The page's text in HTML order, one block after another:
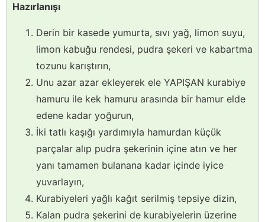
Hazırlanışı
Derin bir kasede yumurta, sıvı yağ, limon suyu,
limon kabuğu rendesi, pudra şekeri ve kabartma
tozunu karıştırın,
Unu azar azar ekleyerek ele YAPIŞAN kurabiye
hamuru ile kek hamuru arasında bir hamur elde
edene kadar yoğurun,
İki tatlı kaşığı yardımıyla hamurdan küçük
parçalar alıp pudra şekerinin içine atın ve her
yanı tamamen bulanana kadar içinde iyice
yuvarlayın,
Kurabiyeleri yağlı kağıt serilmiş tepsiye dizin,
Kalan pudra şekerini de kurabiyelerin üzerine